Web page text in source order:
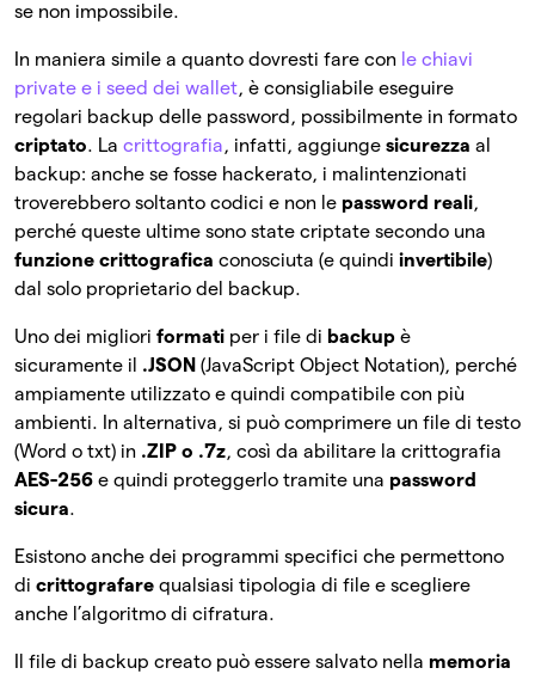
se non impossibile.
In maniera simile a quanto dovresti fare con le chiavi
private e i seed dei wallet, è consigliabile eseguire
regolari backup delle password, possibilmente in formato
criptato. La crittografia, infatti, aggiunge sicurezza al
backup: anche se fosse hackerato, i malintenzionati
troverebbero soltanto codici e non le password reali,
perché queste ultime sono state criptate secondo una
funzione crittografica conosciuta (e quindi invertibile)
dal solo proprietario del backup.
Uno dei migliori formati per i file di backup è
sicuramente il .JSON (JavaScript Object Notation), perché
ampiamente utilizzato e quindi compatibile con più
ambienti. In alternativa, si può comprimere un file di testo
(Word o txt) in .ZIP o .7z, così da abilitare la crittografia
AES-256 e quindi proteggerlo tramite una password
sicura.
Esistono anche dei programmi specifici che permettono
di crittografare qualsiasi tipologia di file e scegliere
anche l’algoritmo di cifratura.
Il file di backup creato può essere salvato nella memoria